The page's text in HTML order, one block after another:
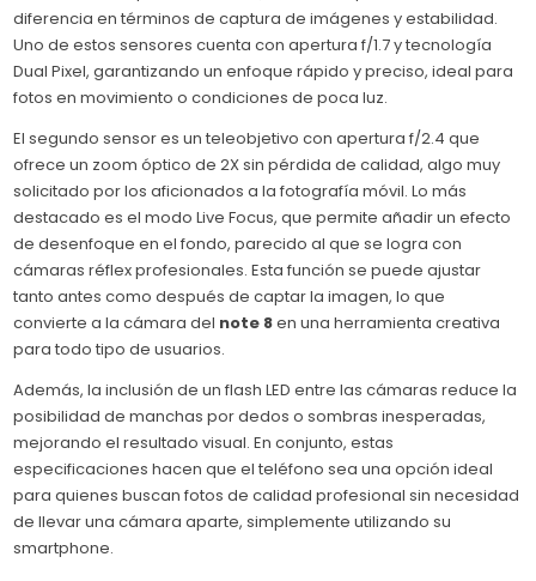
diferencia en términos de captura de imágenes y estabilidad.
Uno de estos sensores cuenta con apertura f/1.7 y tecnología
Dual Pixel, garantizando un enfoque rápido y preciso, ideal para
fotos en movimiento o condiciones de poca luz.
El segundo sensor es un teleobjetivo con apertura f/2.4 que
ofrece un zoom óptico de 2X sin pérdida de calidad, algo muy
solicitado por los aficionados a la fotografía móvil. Lo más
destacado es el modo Live Focus, que permite añadir un efecto
de desenfoque en el fondo, parecido al que se logra con
cámaras réflex profesionales. Esta función se puede ajustar
tanto antes como después de captar la imagen, lo que
convierte a la cámara del note 8en una herramienta creativa
para todo tipo de usuarios.
Además, la inclusión de un flash LED entre las cámaras reduce la
posibilidad de manchas por dedos o sombras inesperadas,
mejorando el resultado visual. En conjunto, estas
especificaciones hacen que el teléfono sea una opción ideal
para quienes buscan fotos de calidad profesional sin necesidad
de llevar una cámara aparte, simplemente utilizando su
smartphone.